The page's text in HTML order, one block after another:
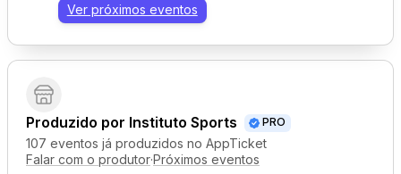
Produzido por Instituto Sports PRO
107 eventos já produzidos no AppTicket
Falar com o produtor·Próximos eventos
Ver próximos eventos